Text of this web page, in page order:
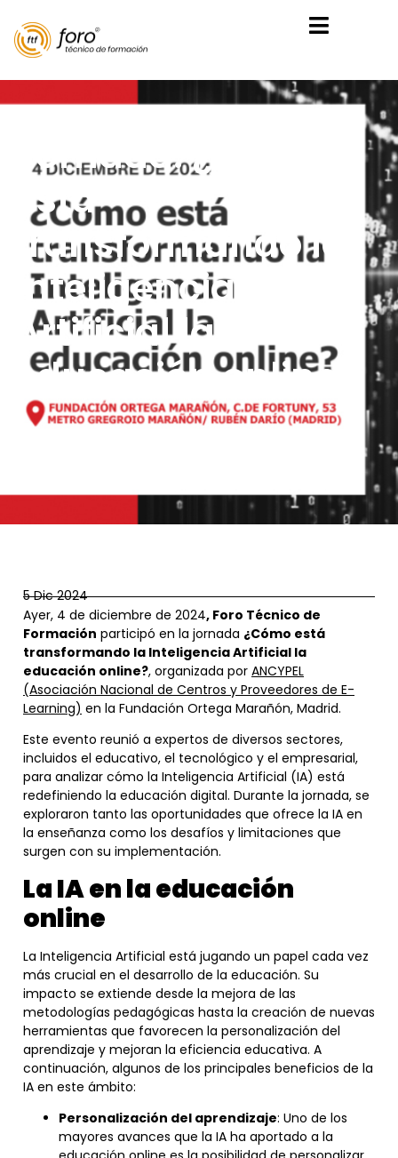
Jornada: ¿Cómo
está
transformando la
Inteligencia
Artificial la
educación online?
5 Dic 2024
Ayer, 4 de diciembre de 2024, Foro Técnico de
Formación participó en la jornada ¿Cómo está
transformando la Inteligencia Artificial la
educación online?, organizada por ANCYPEL
(Asociación Nacional de Centros y Proveedores de E-
Learning) en la Fundación Ortega Marañón, Madrid.
Este evento reunió a expertos de diversos sectores,
incluidos el educativo, el tecnológico y el empresarial,
para analizar cómo la Inteligencia Artificial (IA) está
redefiniendo la educación digital. Durante la jornada, se
exploraron tanto las oportunidades que ofrece la IA en
la enseñanza como los desafíos y limitaciones que
surgen con su implementación.
La IA en la educación
online
La Inteligencia Artificial está jugando un papel cada vez
más crucial en el desarrollo de la educación. Su
impacto se extiende desde la mejora de las
metodologías pedagógicas hasta la creación de nuevas
herramientas que favorecen la personalización del
aprendizaje y mejoran la eficiencia educativa. A
continuación, algunos de los principales beneficios de la
IA en este ámbito:
Personalización del aprendizaje: Uno de los
mayores avances que la IA ha aportado a la